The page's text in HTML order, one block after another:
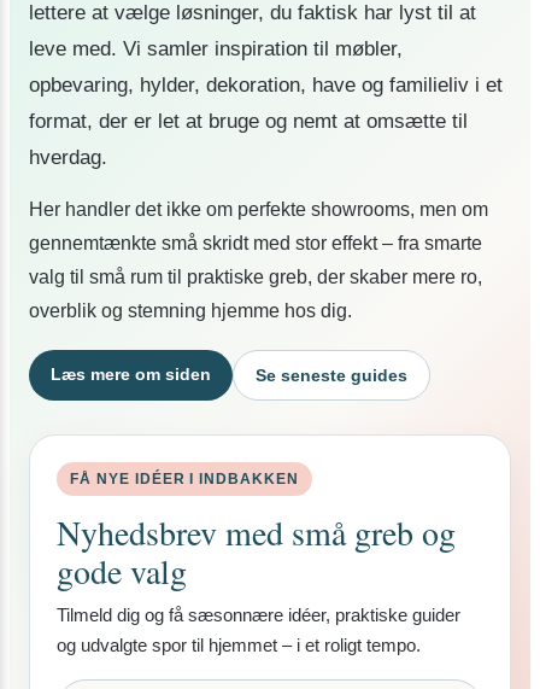
lettere at vælge løsninger, du faktisk har lyst til at
leve med. Vi samler inspiration til møbler,
opbevaring, hylder, dekoration, have og familieliv i et
format, der er let at bruge og nemt at omsætte til
hverdag.
Her handler det ikke om perfekte showrooms, men om
gennemtænkte små skridt med stor effekt – fra smarte
valg til små rum til praktiske greb, der skaber mere ro,
overblik og stemning hjemme hos dig.
Læs mere om siden Se seneste guides
FÅ NYE IDÉER I INDBAKKEN
Nyhedsbrev med små greb og
gode valg
Tilmeld dig og få sæsonnære idéer, praktiske guider
og udvalgte spor til hjemmet – i et roligt tempo.